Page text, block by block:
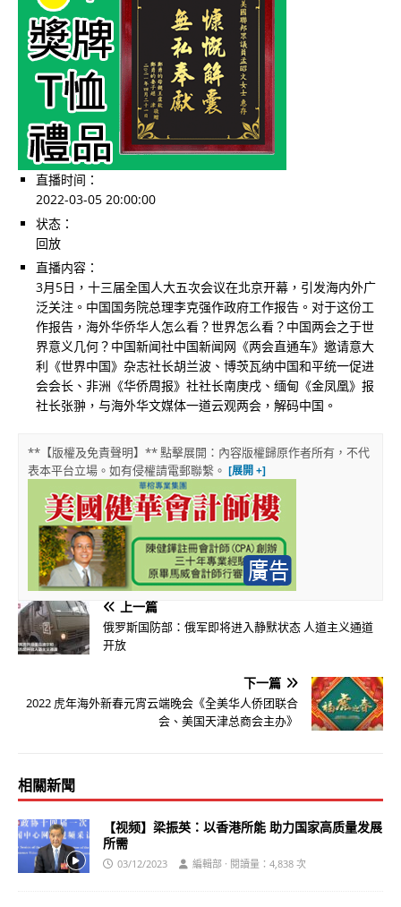
直播时间：
2022-03-05 20:00:00
状态：
回放
直播内容：
3月5日，十三届全国人大五次会议在北京开幕，引发海内外广
泛关注。中国国务院总理李克强作政府工作报告。对于这份工
作报告，海外华侨华人怎么看？世界怎么看？中国两会之于世
界意义几何？中国新闻社中国新闻网《两会直通车》邀请意大
利《世界中国》杂志社长胡兰波、博茨瓦纳中国和平统一促进
会会长、非洲《华侨周报》社社长南庚戌、缅甸《金凤凰》报
社长张翀，与海外华文媒体一道云观两会，解码中国。
**【版權及免責聲明】** 點擊展開：內容版權歸原作者所有，不代
表本平台立場。如有侵權請電郵聯繫。
上一篇
俄罗斯国防部：俄军即将进入静默状态 人道主义通道
开放
下一篇
2022 虎年海外新春元宵云端晚会《全美华人侨团联合
会、美国天津总商会主办》
相關新聞
【视频】梁振英：以香港所能 助力国家高质量发展
所需
03/12/2023 編輯部 · 閱讀量：4,838 次